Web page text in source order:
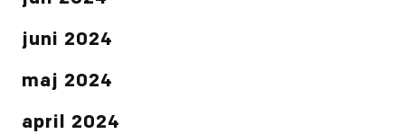
juni 2024
maj 2024
april 2024